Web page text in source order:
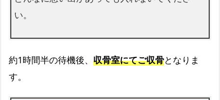
い。
約1時間半の待機後、 収骨室にてご収骨となりま
す。